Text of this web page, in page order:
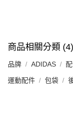
商品相關分類 (4)
品牌 ADIDAS
運動配件 包袋